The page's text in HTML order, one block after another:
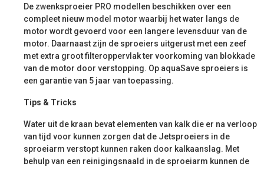
De zwenksproeier PRO modellen beschikken over een
compleet nieuw model motor waarbij het water langs de
motor wordt gevoerd voor een langere levensduur van de
motor. Daarnaast zijn de sproeiers uitgerust met een zeef
met extra groot filteroppervlak ter voorkoming van blokkade
van de motor door verstopping. Op aquaSave sproeiers is
een garantie van 5 jaar van toepassing.
Tips & Tricks
Water uit de kraan bevat elementen van kalk die er na verloop
van tijd voor kunnen zorgen dat de Jetsproeiers in de
sproeiarm verstopt kunnen raken door kalkaanslag. Met
behulp van een reinigingsnaald in de sproeiarm kunnen de